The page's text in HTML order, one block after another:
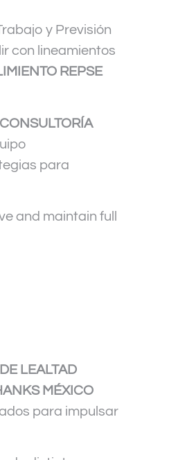
y Previsión
con lineamientos
REPSE
CONSULTORÍA
para
and maintain full
LEALTAD
MÉXICO
para impulsar